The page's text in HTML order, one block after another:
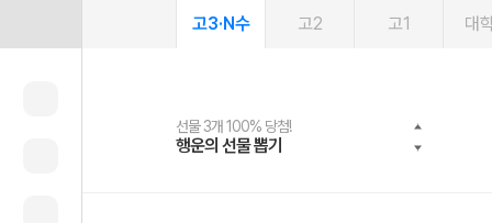
고3·N수 고2 고1 대
선물 3개 100% 당첨!
행운의 선물 뽑기
선물 100% 증정!
메가스터디 X 올리브
여름방학 스터디 캐시백
메가런 썸머스쿨
2027 러셀 단과
강사 공개선발
스마트러닝앱
설문 EVENT
메가패스
3일 무료 체험권
메가패스 수강생 무료혜택!
메가클럽 멤버십
사회공헌 캠페인
희망이룸 메가나눔